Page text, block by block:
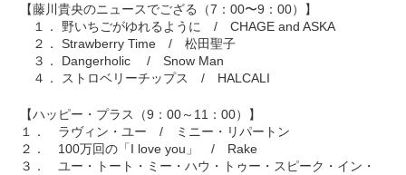
【藤川貴央のニュースでござる（7：00〜9：00）】
１． 野いちごがゆれるように / CHAGE and ASKA
２． Strawberry Time / 松田聖子
３． Dangerholic / Snow Man
４． ストロベリーチップス / HALCALI
【ハッピー・プラス（9：00～11：00）】
１． ラヴィン・ユー / ミニー・リパートン
２． 100万回の「I love you」 / Rake
３． ユー・トート・ミー・ハウ・トゥー・スピーク・イン・